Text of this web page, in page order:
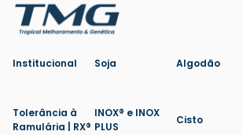
Institucional Soja Algodão
Tolerância à
Ramulária | RX®
INOX® e INOX
PLUS
Cisto